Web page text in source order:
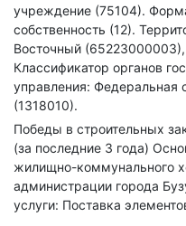
учреждение (75104).
собственность (12).
Восточный
Классификатор органов
управления: Федеральная
(1318010).
Победы в строительных
(за последние 3 года)
жилищно-коммунального
администрации города
услуги: Поставка